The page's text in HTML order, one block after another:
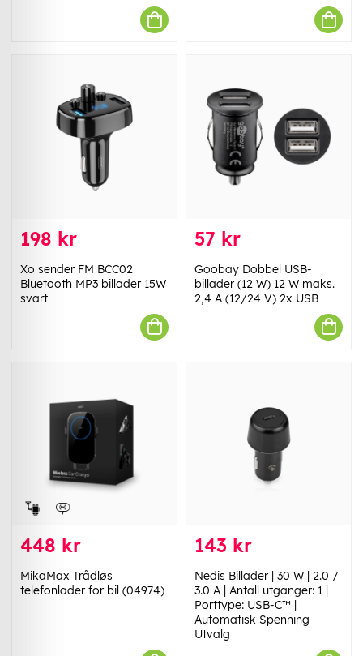
198 kr
Xo sender FM BCC02
Bluetooth MP3 billader 15W
svart
57 kr
Goobay Dobbel USB-
billader (12 W) 12 W maks.
2,4 A (12/24 V) 2x USB
448 kr
MikaMax Trådløs
telefonlader for bil (04974)
143 kr
Nedis Billader | 30 W | 2.0 /
3.0 A | Antall utganger: 1 |
Porttype: USB-C™ |
Automatisk Spenning
Utvalg